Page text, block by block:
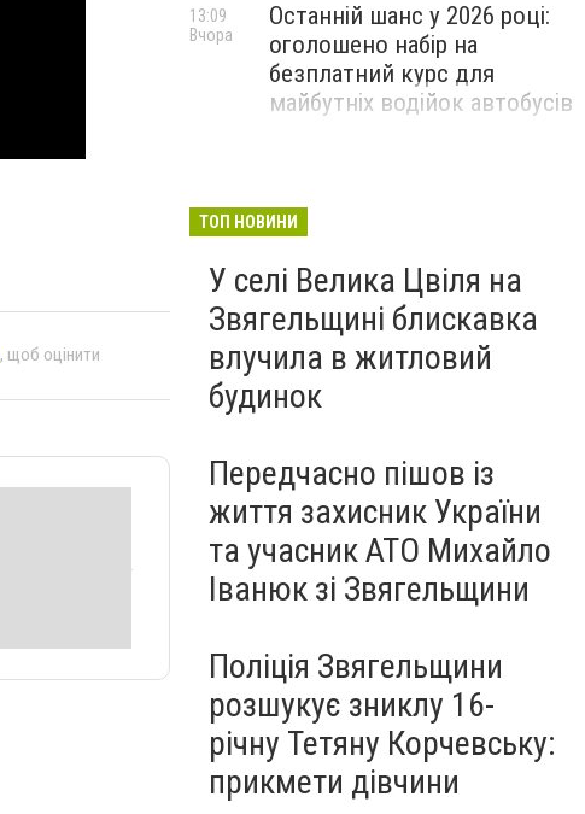
, щоб оцінити
Останній шанс у 2026 році:
оголошено набір на
безплатний курс для
майбутніх водійок автобусів
13:09
Вчора
випробувати свої сили на
ТОП НОВИНИ
У селі Велика Цвіля на
Звягельщині блискавка
влучила в житловий
будинок
Передчасно пішов із
життя захисник України
та учасник АТО Михайло
Іванюк зі Звягельщини
Поліція Звягельщини
розшукує зниклу 16-
річну Тетяну Корчевську:
прикмети дівчини